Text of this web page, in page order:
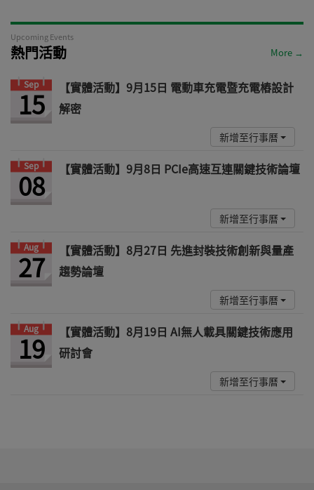
Upcoming Events
熱門活動 More →
Sep
15
【實體活動】9月15日 電動車充電暨充電樁設計
解密
新增至行事曆
Sep
08 【實體活動】9月8日 PCIe高速互連關鍵技術論壇
新增至行事曆
Aug
27
【實體活動】8月27日 先進封裝技術創新與量產
趨勢論壇
新增至行事曆
Aug
19
【實體活動】8月19日 AI無人載具關鍵技術應用
研討會
新增至行事曆